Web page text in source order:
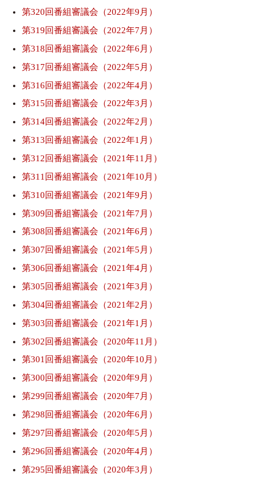
第320回番組審議会（2022年9月）
第319回番組審議会（2022年7月）
第318回番組審議会（2022年6月）
第317回番組審議会（2022年5月）
第316回番組審議会（2022年4月）
第315回番組審議会（2022年3月）
第314回番組審議会（2022年2月）
第313回番組審議会（2022年1月）
第312回番組審議会（2021年11月）
第311回番組審議会（2021年10月）
第310回番組審議会（2021年9月）
第309回番組審議会（2021年7月）
第308回番組審議会（2021年6月）
第307回番組審議会（2021年5月）
第306回番組審議会（2021年4月）
第305回番組審議会（2021年3月）
第304回番組審議会（2021年2月）
第303回番組審議会（2021年1月）
第302回番組審議会（2020年11月）
第301回番組審議会（2020年10月）
第300回番組審議会（2020年9月）
第299回番組審議会（2020年7月）
第298回番組審議会（2020年6月）
第297回番組審議会（2020年5月）
第296回番組審議会（2020年4月）
第295回番組審議会（2020年3月）